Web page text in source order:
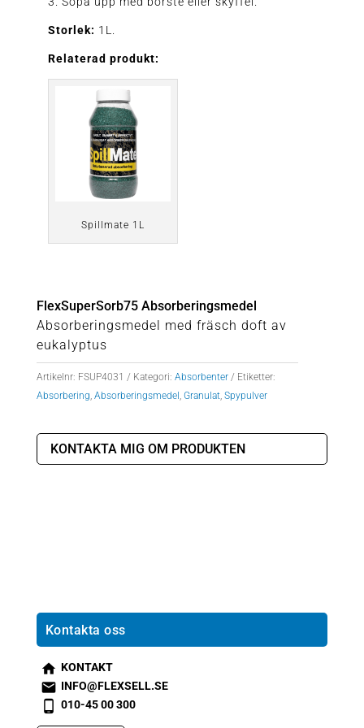
Storlek: 1L.
Relaterad produkt:
Spillmate 1L
FlexSuperSorb75 Absorberingsmedel
Absorberingsmedel med fräsch doft av
eukalyptus
Artikelnr: FSUP4031 Kategori: Absorbenter
Etiketter:
Absorbering, Absorberingsmedel , Granulat, Spypulver
KONTAKTA MIG OM PRODUKTEN
Kontakta oss
s
m
t2
KONTAKT
s
m
INFO@FLEXSELL.SE
010-45 00 300